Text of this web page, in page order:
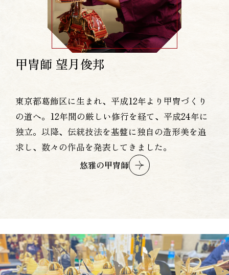
甲冑師 望月俊邦
東京都葛飾区に生まれ、平成12年より甲冑づくり
の道へ。12年間の厳しい修行を経て、平成24年に
独立。以降、伝統技法を基盤に独自の造形美を追
求し、数々の作品を発表してきました。
悠雅の甲冑師